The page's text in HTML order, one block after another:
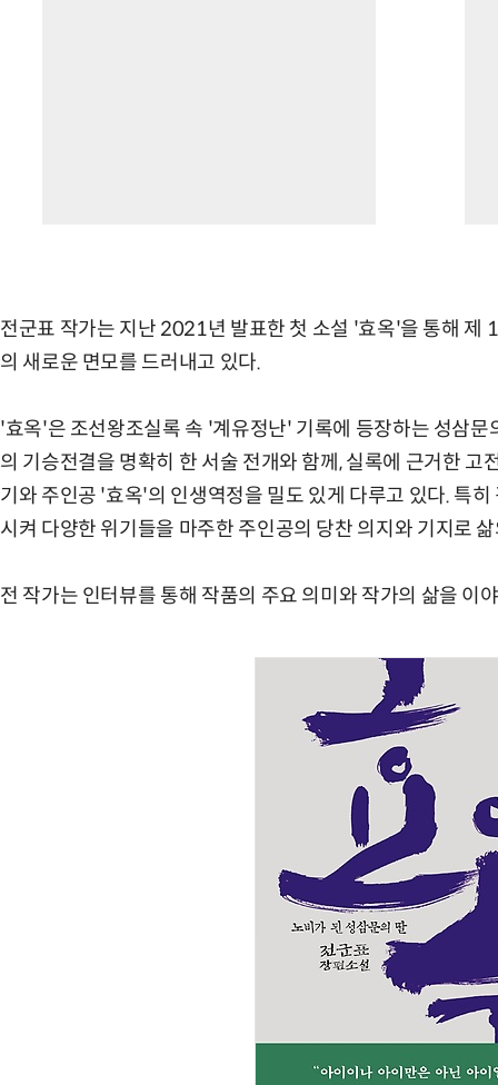
전군표 작가는 지난 2021년 발표한 첫 소설 '효옥'을 통해 제
의 새로운 면모를 드러내고 있다.
'효옥'은 조선왕조실록 속 '계유정난' 기록에 등장하는 성삼
의 기승전결을 명확히 한 서술 전개와 함께, 실록에 근거한 고
기와 주인공 '효옥'의 인생역정을 밀도 있게 다루고 있다. 특
시켜 다양한 위기들을 마주한 주인공의 당찬 의지와 기지로
전 작가는 인터뷰를 통해 작품의 주요 의미와 작가의 삶을 이